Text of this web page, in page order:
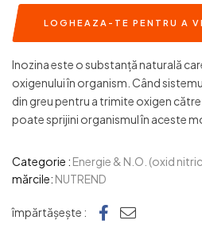
LOGHEAZA-TE PENTRU A
Inozina este o substanţă naturală
oxigenului în organism. Când
din greu pentru a trimite oxigen
poate sprijini organismul în aceste
Categorie : Energie & N.O. (oxid
mărcile: NUTREND
împărtășește : Facebook
e-mail